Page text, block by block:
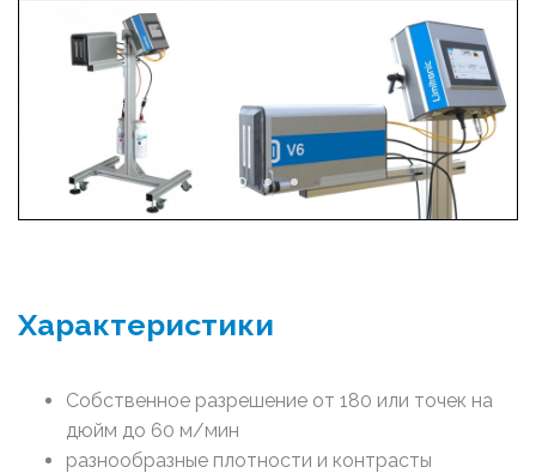
Характеристики
Собственное разрешение от 180 или точек на
дюйм до 60 м/мин
разнообразные плотности и контрасты